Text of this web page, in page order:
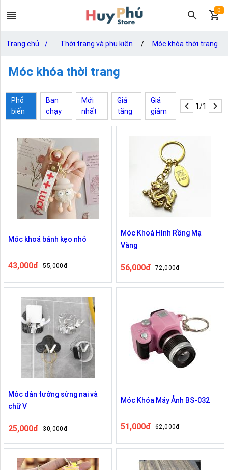
0
Trang chủ / Thời trang và phụ kiện / Móc khóa thời trang
Móc khóa thời trang
Phổ
biến
Ban
chạy
Mới
nhất
Giá
tăng
Giá
giảm
1/1
Móc khoá bánh kẹo nhỏ
43,000đ 55,000đ
Móc Khoá Hình Rồng Mạ
Vàng
56,000đ 72,000đ
Móc dán tường sừng nai và
chữ V
25,000đ 30,000đ
Móc Khóa Máy Ảnh BS-032
51,000đ 62,000đ